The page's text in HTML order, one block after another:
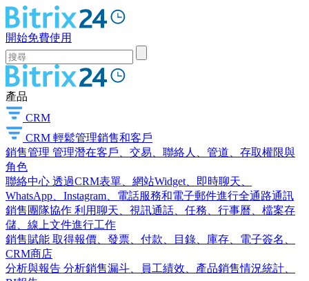
開始免費使用
產品
CRM
CRM 輕鬆管理銷售和客戶
銷售管理 管理潛在客戶、交易、聯絡人、管道、存取權限與
角色
聯絡中心 透過CRM表單、網站Widget、即時聊天、
WhatsApp、Instagram、電話服務和電子郵件進行全通路通訊
銷售團隊協作 利用聊天、視訊通話、任務、行事曆、檔案存
儲、線上文件進行工作
銷售賦能 取得報價、發票、付款、目錄、庫存、電子簽名、
CRM商店
分析與報告 分析銷售漏斗、員工績效、產品銷售情況統計、